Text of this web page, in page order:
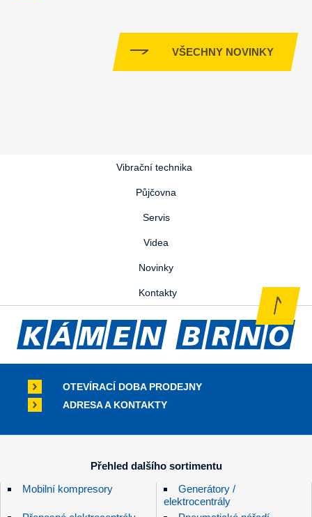
VŠECHNY NOVINKY
Vibrační technika
Půjčovna
Servis
Videa
Novinky
Kontakty
OTEVÍRACÍ DOBA PRODEJNY
ADRESA A KONTAKTY
Přehled dalšího sortimentu
Mobilní kompresory
Generátory /
elektrocentrály